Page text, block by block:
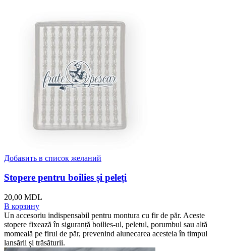
Добавить в список желаний
Stopere pentru boilies și peleți
20,00 MDL
В корзину
Un accesoriu indispensabil pentru montura cu fir de păr. Aceste
stopere fixează în siguranță boilies-ul, peletul, porumbul sau altă
momeală pe firul de păr, prevenind alunecarea acesteia în timpul
lansării și trăsăturii.